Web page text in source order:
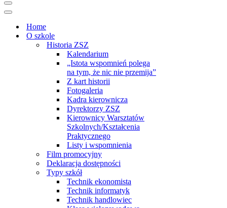
Menu
nawigacji
Menu
nawigacjiHome
O szkole
Historia ZSZ
Kalendarium
„Istota wspomnień polega
na tym, że nic nie przemija”
Z kart historii
Fotogaleria
Kadra kierownicza
Dyrektorzy ZSZ
Kierownicy Warsztatów
Szkolnych/Kształcenia
Praktycznego
Listy i wspomnienia
Film promocyjny
Deklaracja dostępności
Typy szkół
Technik ekonomista
Technik informatyk
Technik handlowiec